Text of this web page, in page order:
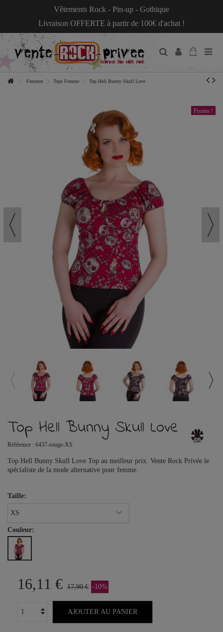
Vêtements Rock - Pin-up - Gothique
Livraison OFFERTE à partir de 100€ d'achat !
Femmes Tops Femme Top Hell Bunny Skull Love
Promo !
Top Hell Bunny Skull Love
Référence : 6437-rouge-XS
Top Hell Bunny Skull Love Top au meilleur prix. Vente Rock Privée le
spécialiste de la mode alternative pour femme.
Taille:
Couleur:
16,11 € 17,90 € -10%
AJOUTER AU PANIER